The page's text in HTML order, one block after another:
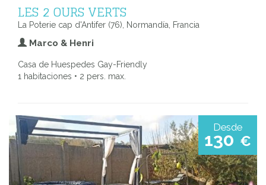
LES 2 OURS VERTS
La Poterie cap d'Antifer (76), Normandía, Francia
Marco & Henri
Casa de Huespedes Gay-Friendly
1 habitaciones • 2 pers. max.
Desde
130 €